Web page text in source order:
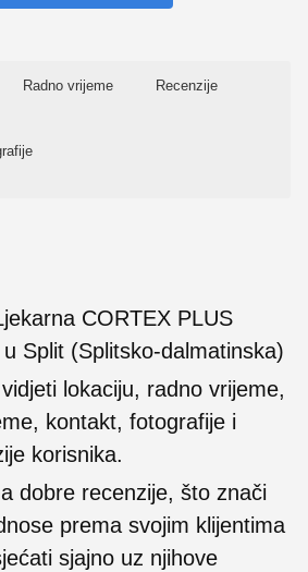
Radno vrijeme Recenzije
CORTEX PLUS
Split (Splitsko-dalmatinska)
lokaciju, radno vrijeme,
kontakt, fotografije i
korisnika.
dobre recenzije, što znači
prema svojim klijentima
sjajno uz njihove